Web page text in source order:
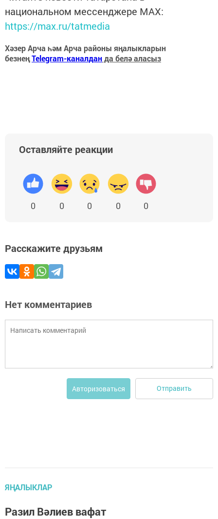
национальном мессенджере MАХ:
https://max.ru/tatmedia
Хәзер Арча һәм Арча районы яңалыкларын
безнеңTelegram-каналданда белә аласыз
Оставляйте реакции
0 0 0 0 0
Расскажите друзьям
Нет комментариев
Авторизоваться Отправить
ЯҢАЛЫКЛАР
Разил Вәлиев вафат